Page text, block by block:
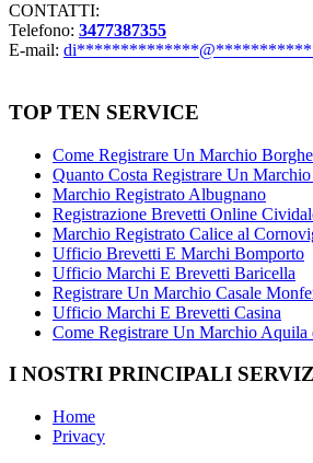
CONTATTI:
Telefono: 3477387355
E-mail: di**************@
TOP TEN SERVICE
Come Registrare Un Marchio
Quanto Costa Registrare Un
Marchio Registrato Albugnano
Registrazione Brevetti Online
Marchio Registrato Calice al
Ufficio Brevetti E Marchi Bomporto
Ufficio Marchi E Brevetti Baricella
Registrare Un Marchio Casale
Ufficio Marchi E Brevetti Casina
Come Registrare Un Marchio Aquila
I NOSTRI PRINCIPALI
Home
Privacy